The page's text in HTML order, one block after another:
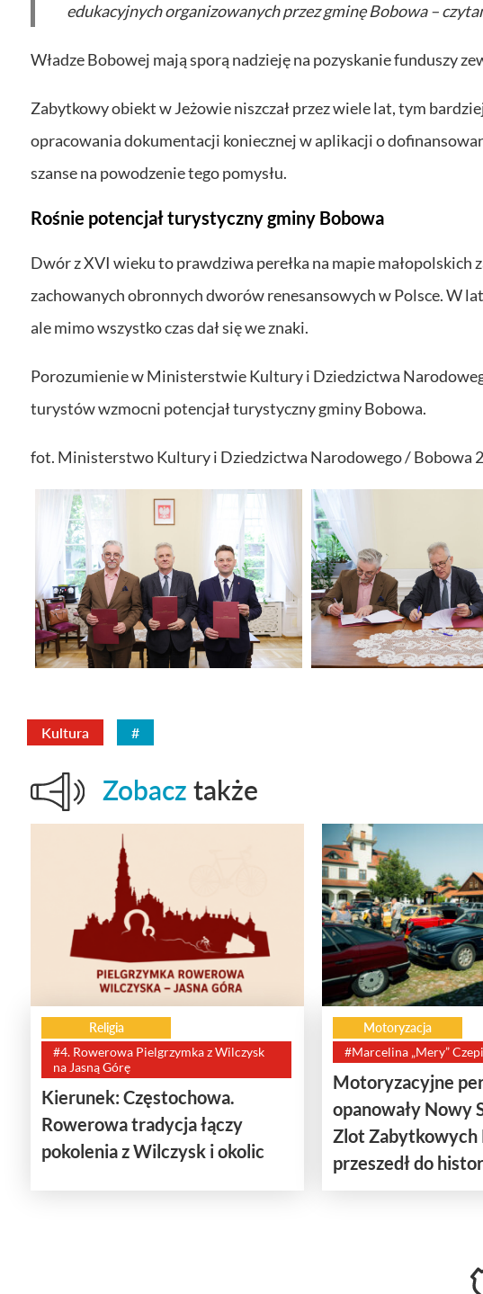
edukacyjnych organizowanych przez gminę Bobowa –
Władze Bobowej mają sporą nadzieję na pozyskanie funduszy
Zabytkowy obiekt w Jeżowie niszczał przez wiele lat, tym
opracowania dokumentacji koniecznej w aplikacji o
szanse na powodzenie tego pomysłu.
Rośnie potencjał turystyczny gminy Bobowa
Dwór z XVI wieku to prawdziwa perełka na mapie
zachowanych obronnych dworów renesansowych w Polsce. W
ale mimo wszystko czas dał się we znaki.
Porozumienie w Ministerstwie Kultury i Dziedzictwa
turystów wzmocni potencjał turystyczny gminy Bobowa.
fot. Ministerstwo Kultury i Dziedzictwa Narodowego / Bobowa
Kultura #
Zobacz także
Religia
#4. Rowerowa Pielgrzymka z Wilczysk
na Jasną Górę
Kierunek: Częstochowa.
Rowerowa tradycja łączy
pokolenia z Wilczysk i okolic
Motoryzacja
#Marcelina „Mery”
Motoryzacyjne
opanowały Nowy
Zlot Zabytkowych
przeszedł do